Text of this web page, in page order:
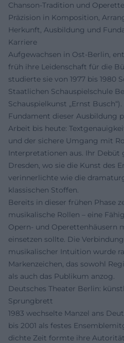
Chanson-Tradition und
Präzision in Komposition,
Herkunft, Ausbildung und
Karriere
Aufgewachsen in Ost-Berlin,
früh ihre Leidenschaft für die
studierte sie von 1977 bis 1980
Staatlichen Schauspielschule
Schauspielkunst „Ernst
Fundament dieser Ausbildung
Arbeit bis heute:
und der sichere Umgang mit
Interpretationen aus. Ihr Debüt
Dresden, wo sie die Kunst des
verinnerlichte wie die
klassischen Stoffen.
Bereits in dieser frühen Phase
musikalische Rollen – eine
Opern- und Operettenhäusern
einsetzen sollte. Die
musikalischer Intuition wurde
Markenzeichen, das sowohl
als auch das Publikum anzog.
Deutsches Theater Berlin:
Sprungbrett
1983 wechselte Manzel ans
bis 2001 als festes
dichte Zeit formte ihre